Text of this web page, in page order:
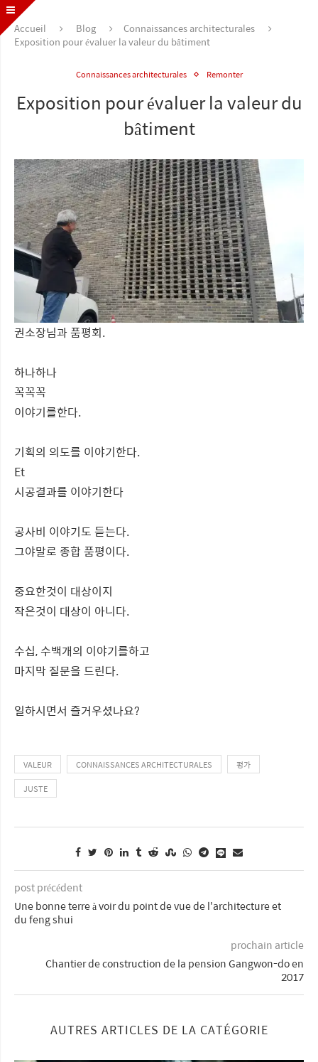
Accueil Blog
Connaissances architecturales
Exposition pour évaluer la valeur du bâtiment
Connaissances architecturales Remonter
Exposition pour évaluer la valeur du
bâtiment
권소장님과 품평회.
하나하나
꼭꼭꼭
이야기를한다.
기획의 의도를 이야기한다.
Et
시공결과를 이야기한다
공사비 이야기도 듣는다.
그야말로 종합 품평이다.
중요한것이 대상이지
작은것이 대상이 아니다.
수십, 수백개의 이야기를하고
마지막 질문을 드린다.
일하시면서 즐거우셨나요?
VALEUR CONNAISSANCES ARCHITECTURALES
평가
JUSTE
post précédent
Une bonne terre à voir du point de vue de l'architecture et
du feng shui
prochain article
Chantier de construction de la pension Gangwon-do en
2017
AUTRES ARTICLES DE LA CATÉGORIE